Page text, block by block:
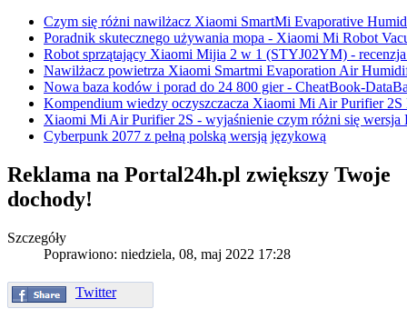
Czym się różni nawilżacz Xiaomi SmartMi Evaporative
Poradnik skutecznego używania mopa - Xiaomi Mi Robot
Robot sprzątający Xiaomi Mijia 2 w 1 (STYJ02YM) -
Nawilżacz powietrza Xiaomi Smartmi Evaporation Air
Nowa baza kodów i porad do 24 800 gier - CheatBook-
Kompendium wiedzy oczyszczacza Xiaomi Mi Air Purifier
Xiaomi Mi Air Purifier 2S - wyjaśnienie czym różni się wersja
Cyberpunk 2077 z pełną polską wersją językową
Reklama na Portal24h.pl zwiększy Twoje
dochody!
Szczegóły
Poprawiono: niedziela, 08, maj 2022 17:28
Twitter